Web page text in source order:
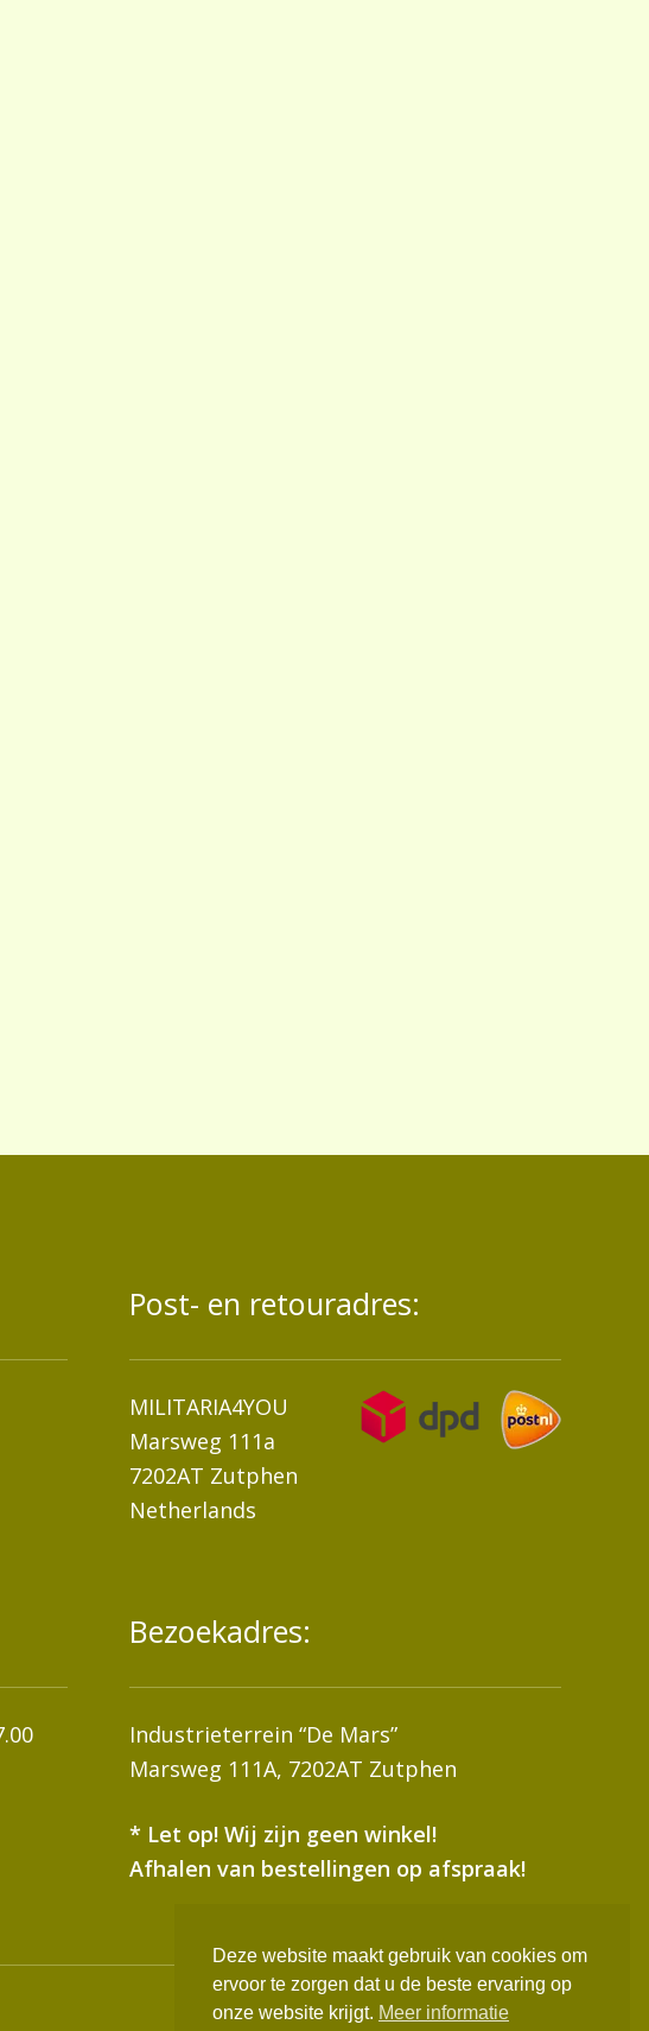
Post- en retouradres:
MILITARIA4YOU
Marsweg 111a
7202AT Zutphen
Netherlands
Bezoekadres:
Industrieterrein “De Mars”
Marsweg 111A, 7202AT Zutphen
* Let op! Wij zijn geen winkel!
Afhalen van bestellingen op afspraak!
Realisatie:
Deze website maakt gebruik van cookies om
ervoor te zorgen dat u de beste ervaring op
onze website krijgt. Meer informatie